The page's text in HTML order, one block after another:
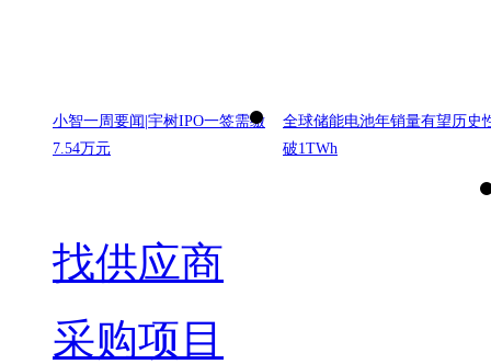
小智一周要闻|宇树IPO一签需缴
7.54万元
全球储能电池年销量有望历史
破1TWh
找供应商
采购项目